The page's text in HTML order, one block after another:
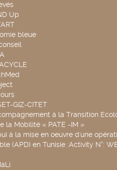
Up
bleue
GIZ-CITET
à la Transition
la Mobilité « PATE -IM »
à la mise en oeuvre d'une
(APD) en Tunisie :Activity N°: